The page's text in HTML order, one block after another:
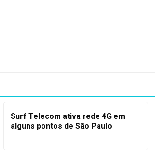
Surf Telecom ativa rede 4G em
alguns pontos de São Paulo